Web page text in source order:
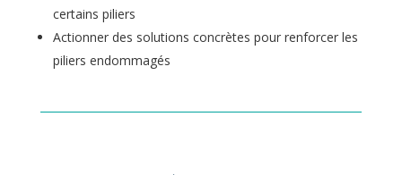
certains piliers
Actionner des solutions concrètes pour renforcer les
piliers endommagés